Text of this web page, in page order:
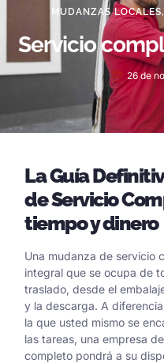
MUDANZAS LOCALES,
Servicio
26 de
La Guía
de Servicio
tiempo y dinero
Una mudanza de servicio
integral que se ocupa de
traslado, desde el
y la descarga. A
la que usted mismo se
las tareas, una empresa
completo pondrá a su